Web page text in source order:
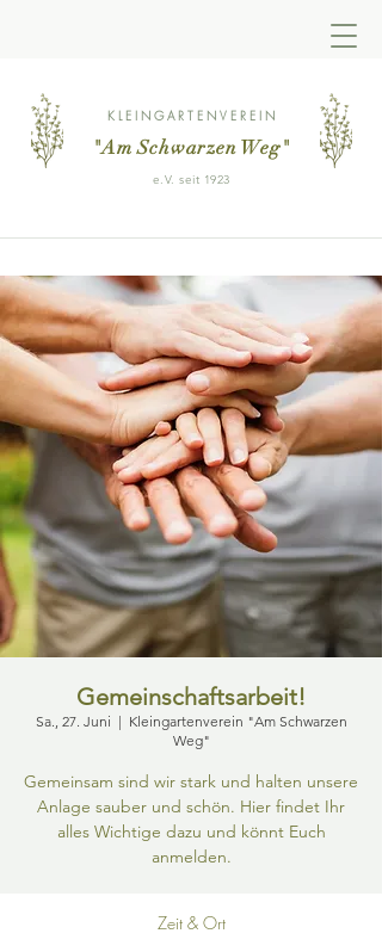
KLEINGARTENVEREIN
"Am Schwarzen Weg"
e.V. seit 1923
Gemeinschaftsarbeit!
Sa., 27. Juni
  |
Kleingartenverein "Am Schwarzen
Weg"
Gemeinsam sind wir stark und halten unsere
Anlage sauber und schön. Hier findet Ihr
alles Wichtige dazu und könnt Euch
anmelden.
Zeit & Ort